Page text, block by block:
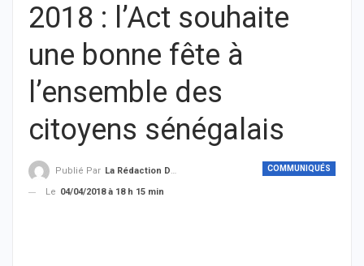
2018 : l’Act souhaite
une bonne fête à
l’ensemble des
citoyens sénégalais
COMMUNIQUÉS
Publié Par La Rédaction De THIEYSENEGAL.com
Le 04/04/2018 à 18 h 15 min